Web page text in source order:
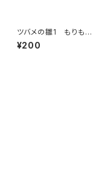
ツバメの雛1 もりも
り ツバメの巣 鳥
小鳥 野鳥 渡り鳥
¥200